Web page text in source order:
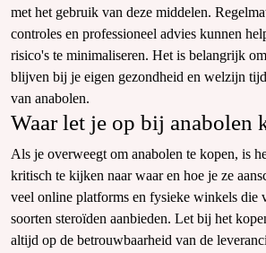
met het gebruik van deze middelen.
controles en professioneel advies kunnen
risico's te minimaliseren. Het is belangrijk
blijven bij je eigen gezondheid en welzijn
van anabolen.
Waar let je op bij anabolen
Als je overweegt om anabolen te kopen, is
kritisch te kijken naar waar en hoe je ze
veel online platforms en fysieke winkels die
soorten steroïden aanbieden. Let bij het
altijd op de betrouwbaarheid van de